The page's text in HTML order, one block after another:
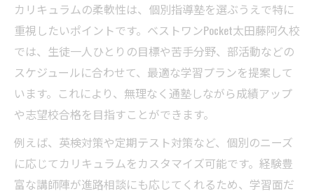
カリキュラムの柔軟性は、個別指導塾を選ぶうえで特に
重視したいポイントです。ベストワンPocket太田藤阿久校
では、生徒一人ひとりの目標や苦手分野、部活動などの
スケジュールに合わせて、最適な学習プランを提案して
います。これにより、無理なく通塾しながら成績アップ
や志望校合格を目指すことができます。
例えば、英検対策や定期テスト対策など、個別のニーズ
に応じてカリキュラムをカスタマイズ可能です。経験豊
富な講師陣が進路相談にも応じてくれるため、学習面だ